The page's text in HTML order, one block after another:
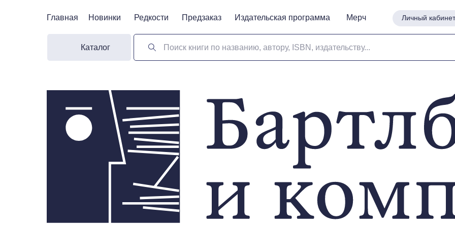
Личный кабинет
Поиск книги по названию, автору, ISBN, издательству...
Новинки Предзаказ Издательская программа Мерч
Редкости
Главная
Каталог
Личный кабинет
Новинки Предзаказ Издательская программа Мерч
Редкости
Главная